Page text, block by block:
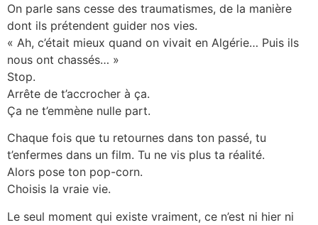
On parle sans cesse des traumatismes, de la manière
dont ils prétendent guider nos vies.
« Ah, c’était mieux quand on vivait en Algérie… Puis ils
nous ont chassés… »
Stop.
Arrête de t’accrocher à ça.
Ça ne t’emmène nulle part.
Chaque fois que tu retournes dans ton passé, tu
t’enfermes dans un film. Tu ne vis plus ta réalité.
Alors pose ton pop-corn.
Choisis la vraie vie.
Le seul moment qui existe vraiment, ce n’est ni hier ni